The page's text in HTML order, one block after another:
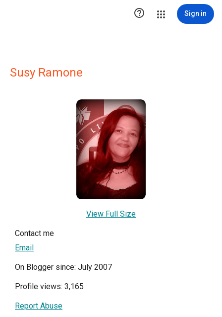
 Sign in
Susy Ramone
View Full Size
Contact me
Email
On Blogger since: July 2007
Profile views: 3,165
Report Abuse